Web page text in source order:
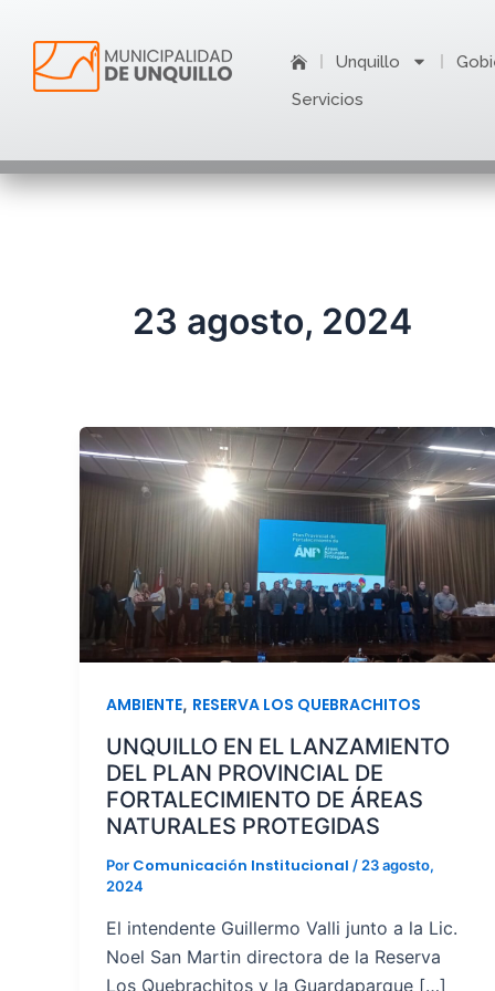
contenido
Unquillo
Servicios
23 agosto, 2024
AMBIENTE, RESERVA LOS QUEBRACHITOS
UNQUILLO EN EL LANZAMIENTO
DEL PLAN PROVINCIAL DE
FORTALECIMIENTO DE ÁREAS
NATURALES PROTEGIDAS
Por Comunicación Institucional / 23 agosto,
2024
El intendente Guillermo Valli junto a la Lic.
Noel San Martin directora de la Reserva
Los Quebrachitos y la Guardaparque […]